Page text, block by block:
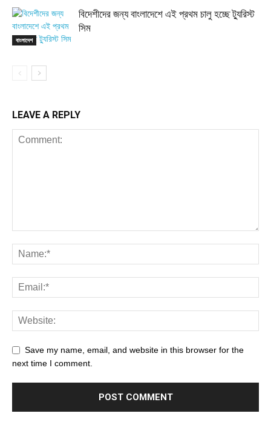
বাংলাদেশ
বিদেশীদের জন্য বাংলাদেশে এই প্রথম চালু হচ্ছে ট্যুরিস্ট
সিম
LEAVE A REPLY
Save my name, email, and website in this browser for the
next time I comment.